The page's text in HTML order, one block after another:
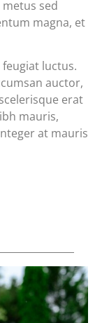
sed
magna, et
luctus.
auctor,
erat
mauris,
at mauris